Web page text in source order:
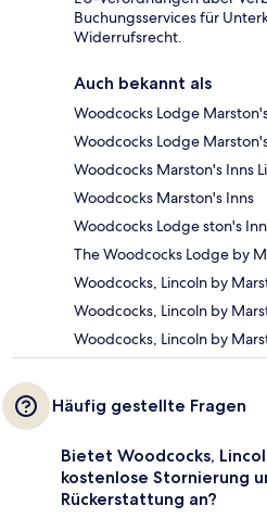
Buchungsservices für
Widerrufsrecht.
Auch bekannt als
Woodcocks Lodge
Woodcocks Lodge
Woodcocks Marston's Inns
Woodcocks Marston's Inns
Woodcocks Lodge ston's
The Woodcocks Lodge by
Woodcocks, Lincoln by
Woodcocks, Lincoln by
Woodcocks, Lincoln by
Häufig gestellte Fragen
Bietet Woodcocks,
kostenlose Stornierung
Rückerstattung an?